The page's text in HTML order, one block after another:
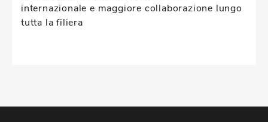
internazionale e maggiore collaborazione lungo
tutta la filiera